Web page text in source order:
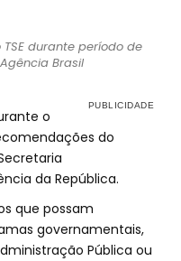
durante período de
Brasil
o
do
da República.
que possam
governamentais,
Pública ou